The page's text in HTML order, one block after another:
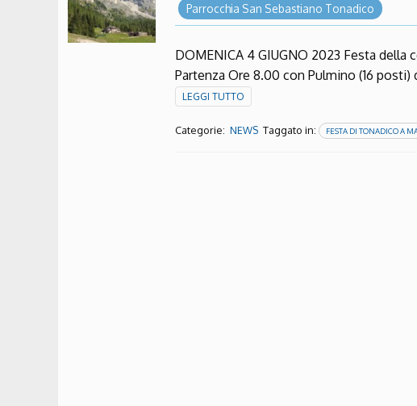
Parrocchia San Sebastiano Tonadico
DOMENICA 4 GIUGNO 2023 Festa
Partenza Ore 8.00 con Pulmino (16 posti)
LEGGI TUTTO
Categorie: NEWS Taggato in: FESTA DI TONADICO A